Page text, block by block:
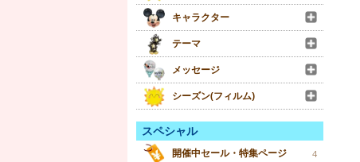
キャラクター
テーマ
メッセージ
シーズン(フィルム)
スペシャル
開催中セール・特集ページ 4